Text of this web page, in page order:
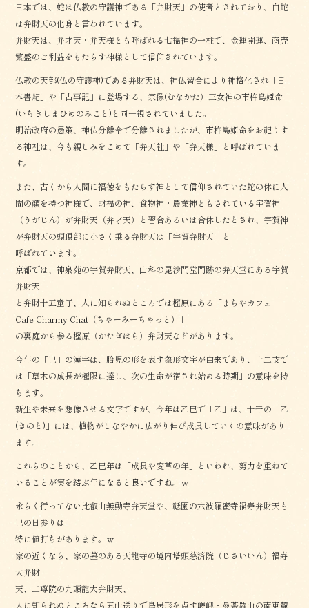
日本では、蛇は仏教の守護神である「弁財天」の使者とされており、白蛇
は弁財天の化身と言われています。
弁財天は、弁才天・弁天様とも呼ばれる七福神の一柱で、金運開運、商売
繁盛のご利益をもたらす神様として信仰されています。
仏教の天部(仏の守護神)である弁財天は、神仏習合により神格化され「日
本書紀」や「古事記」に登場する、宗像(むなかた）三女神の市杵島姫命
(いちきしまひめのみこと)と同一視されていました。
明治政府の愚策、神仏分離令で分離されましたが、市杵島姫命をお祀りす
る神社は、今も親しみをこめて「弁天社」や「弁天様」と呼ばれていま
す。
また、古くから人間に福徳をもたらす神として信仰されていた蛇の体に人
間の顔を持つ神様で、財福の神、食物神・農業神ともされている宇賀神
（うがじん）が弁財天（弁才天）と習合あるいは合体したとされ、宇賀神
が弁財天の頭頂部に小さく乗る弁財天は「宇賀弁財天」と
呼ばれています。
京都では、神泉苑の宇賀弁財天、山科の毘沙門堂門跡の弁天堂にある宇賀
弁財天
と弁財十五童子、人に知られぬところでは樫原にある「まちやカフェ
Cafe Charmy Chat（ちゃーみーちゃっと）」
の裏庭から参る樫原（かたぎはら）弁財天などがあります。
今年の「巳」の漢字は、胎児の形を表す象形文字が由来であり、十二支で
は「草木の成長が極限に達し、次の生命が宿され始める時期」の意味を持
ちます。
新生や未来を想像させる文字ですが、今年は乙巳で「乙」は、十干の「乙
(きのと)」には、植物がしなやかに広がり伸び成長していくの意味があり
ます。
これらのことから、乙巳年は「成長や変革の年」といわれ、努力を重ねて
いることが実を結ぶ年になると良いですね。ｗ
永らく行ってない比叡山無動寺弁天堂や、祗園の六波羅蜜寺福寿弁財天も
巳の日参りは
特に値打ちがあります。ｗ
家の近くなら、家の墓のある天龍寺の境内塔頭慈済院（じさいいん）福寿
大弁財
天、二尊院の九頭龍大弁財天、
人に知られぬところなら五山送りで鳥居形を点す嵯峨・曼荼羅山の南東麓